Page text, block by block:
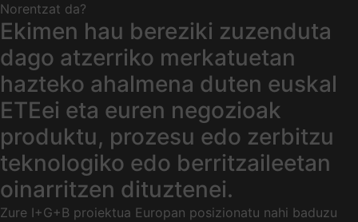
Norentzat da?
Ekimen hau bereziki zuzenduta
dago atzerriko merkatuetan
hazteko ahalmena duten euskal
ETEei eta euren negozioak
produktu, prozesu edo zerbitzu
teknologiko edo berritzaileetan
oinarritzen dituztenei.
Zure I+G+B proiektua Europan posizionatu nahi baduzu